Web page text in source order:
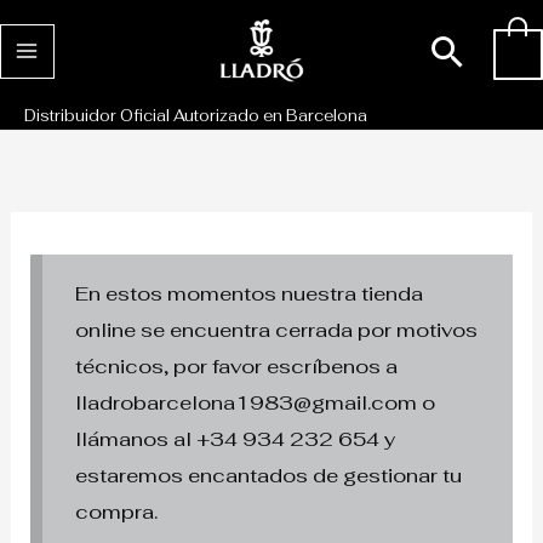
al
Distribuidor Oficial Autorizado en Barcelona
En estos momentos nuestra tienda
online se encuentra cerrada por motivos
técnicos, por favor escríbenos a
lladrobarcelona1983@gmail.com o
llámanos al +34 934 232 654 y
estaremos encantados de gestionar tu
compra.